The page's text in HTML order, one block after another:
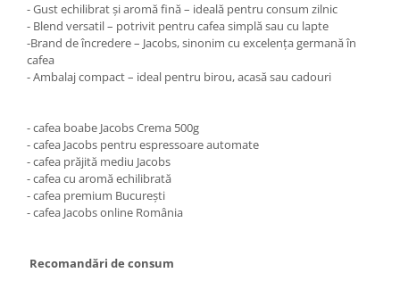
- Gust echilibrat și aromă fină – ideală pentru consum zilnic
- Blend versatil – potrivit pentru cafea simplă sau cu lapte
-Brand de încredere – Jacobs, sinonim cu excelența germană în
cafea
- Ambalaj compact – ideal pentru birou, acasă sau cadouri
- cafea boabe Jacobs Crema 500g
- cafea Jacobs pentru espressoare automate
- cafea prăjită mediu Jacobs
- cafea cu aromă echilibrată
- cafea premium București
- cafea Jacobs online România
Recomandări de consum